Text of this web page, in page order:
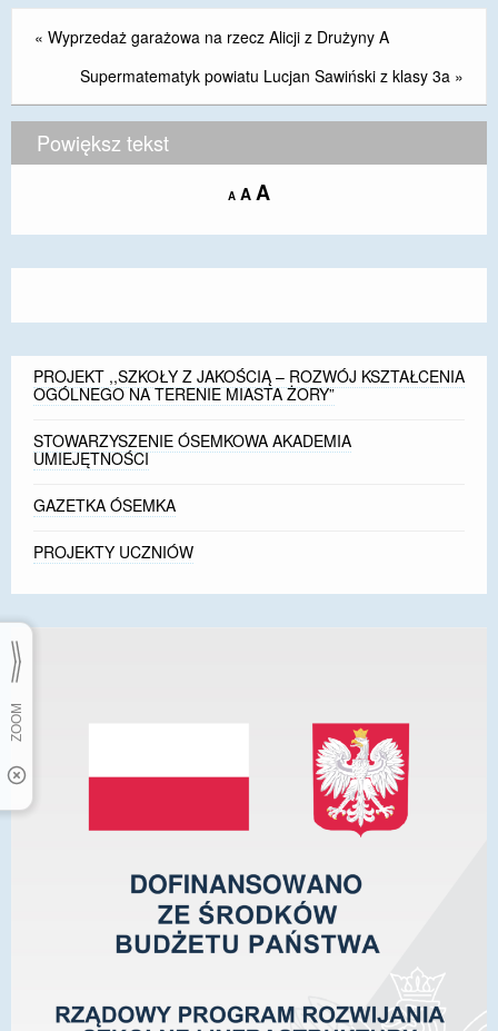
« Wyprzedaż garażowa na rzecz Alicji z Drużyny A
Supermatematyk powiatu Lucjan Sawiński z klasy 3a »
Powiększ tekst
A Decrease
size.
A Reset
size.
AIncrease
size.
PROJEKT ,,SZKOŁY Z JAKOŚCIĄ – ROZWÓJ KSZTAŁCENIA
OGÓLNEGO NA TERENIE MIASTA ŻORY”
STOWARZYSZENIE ÓSEMKOWA AKADEMIA
UMIEJĘTNOŚCI
GAZETKA ÓSEMKA
PROJEKTY UCZNIÓW